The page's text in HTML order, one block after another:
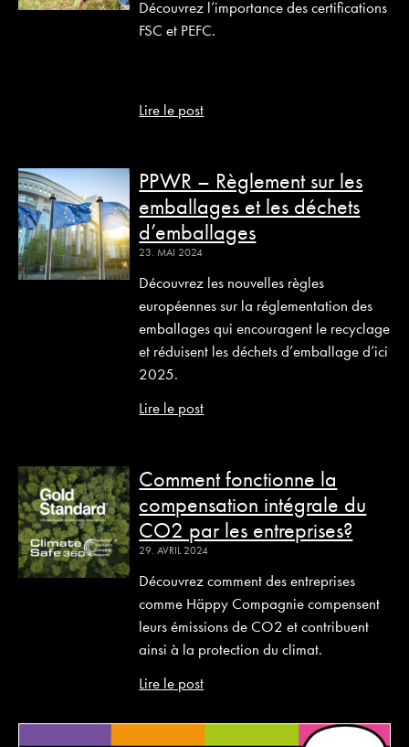
Découvrez l’importance des certifications
FSC et PEFC.
Lire le post
PPWR – Règlement sur les
emballages et les déchets
d’emballages
23. MAI 2024
Découvrez les nouvelles règles
européennes sur la réglementation des
emballages qui encouragent le recyclage
et réduisent les déchets d’emballage d’ici
2025.
Lire le post
Comment fonctionne la
compensation intégrale du
CO2 par les entreprises?
29. AVRIL 2024
Découvrez comment des entreprises
comme Häppy Compagnie compensent
leurs émissions de CO2 et contribuent
ainsi à la protection du climat.
Lire le post